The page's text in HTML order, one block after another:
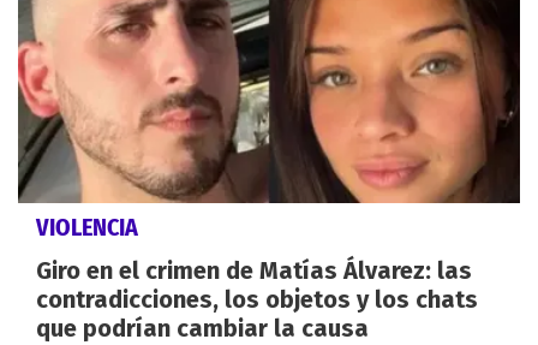
VIOLENCIA
Giro en el crimen de Matías Álvarez: las
contradicciones, los objetos y los chats
que podrían cambiar la causa